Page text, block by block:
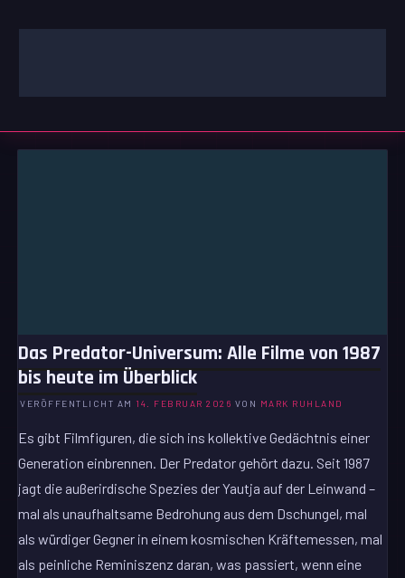
Inhalt
Das Predator-Universum: Alle Filme von 1987
bis heute im Überblick
VERÖFFENTLICHT AM 14. FEBRUAR 2026 VON MARK RUHLAND
Es gibt Filmfiguren, die sich ins kollektive Gedächtnis einer
Generation einbrennen. Der Predator gehört dazu. Seit 1987
jagt die außerirdische Spezies der Yautja auf der Leinwand –
mal als unaufhaltsame Bedrohung aus dem Dschungel, mal
als würdiger Gegner in einem kosmischen Kräftemessen, mal
als peinliche Reminiszenz daran, was passiert, wenn eine